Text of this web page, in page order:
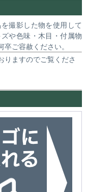
撮影した物を使用して
や色味・木目・付属物
ご容赦ください。
りますのでご覧くださ